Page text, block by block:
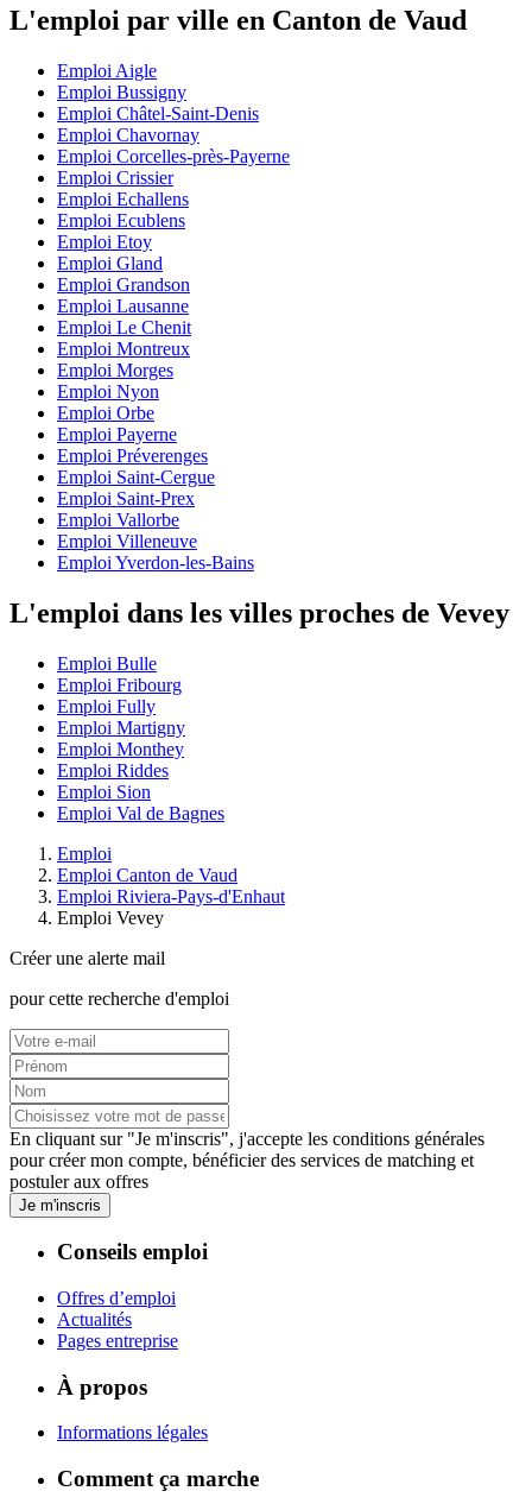
L'emploi par ville en Canton de Vaud
Emploi Aigle
Emploi Bussigny
Emploi Châtel-Saint-Denis
Emploi Chavornay
Emploi Corcelles-près-Payerne
Emploi Crissier
Emploi Echallens
Emploi Ecublens
Emploi Etoy
Emploi Gland
Emploi Grandson
Emploi Lausanne
Emploi Le Chenit
Emploi Montreux
Emploi Morges
Emploi Nyon
Emploi Orbe
Emploi Payerne
Emploi Préverenges
Emploi Saint-Cergue
Emploi Saint-Prex
Emploi Vallorbe
Emploi Villeneuve
Emploi Yverdon-les-Bains
L'emploi dans les villes proches de Vevey
Emploi Bulle
Emploi Fribourg
Emploi Fully
Emploi Martigny
Emploi Monthey
Emploi Riddes
Emploi Sion
Emploi Val de Bagnes
Emploi
Emploi Canton de Vaud
Emploi Riviera-Pays-d'Enhaut
Emploi Vevey
Créer une alerte mail
pour cette recherche d'emploi
En cliquant sur "Je m'inscris", j'accepte les conditions générales
pour créer mon compte, bénéficier des services de matching et
postuler aux offres
Je m'inscris
Conseils emploi
Offres d’emploi
Actualités
Pages entreprise
À propos
Informations légales
Comment ça marche